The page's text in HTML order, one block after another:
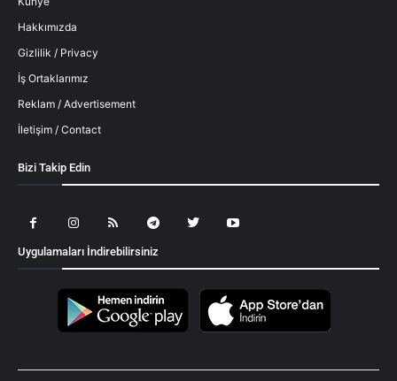
Hakkımızda
Gizlilik / Privacy
İş Ortaklarımız
Reklam / Advertisement
İletişim / Contact
Bizi Takip Edin
Uygulamaları İndirebilirsiniz